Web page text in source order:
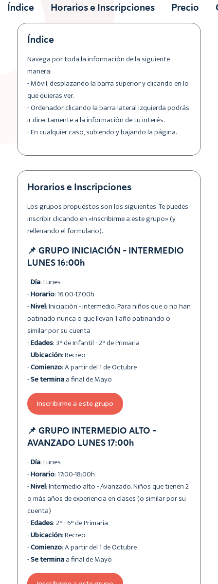
Índice Horarios e Inscripciones Precio
Índice
Navega por toda la información de la siguiente
manera:
- Móvil, desplazando la barra superior y clicando en lo
que quieras ver.
- Ordenador clicando la barra lateral izquierda podrás
ir directamente a la información de tu interés.
- En cualquier caso, subiendo y bajando la página.
Horarios e Inscripciones
Los grupos propuestos son los siguientes. Te puedes
inscribir clicando en «Inscribirme a este grupo» (y
rellenando el formulario).
📌 GRUPO INICIACIÓN - INTERMEDIO
LUNES 16:00h
-Día: Lunes
-Horario: 16:00-17:00h
-Nivel: Iniciación - intermedio. Para niños que o no han
patinado nunca o que llevan 1 año patinando o
similar por su cuenta
-Edades: 3° de Infantil - 2° de Primaria
-Ubicación: Recreo
-Comienzo: A partir del 1 de Octubre
-Se terminaa final de Mayo
Inscribirme a este grupo
📌 GRUPO INTERMEDIO ALTO -
AVANZADO LUNES 17:00h
-Día: Lunes
-Horario: 17:00-18:00h
-Nivel: Intermedio alto - Avanzado. Niños que tienen 2
o más años de experiencia en clases (o similar por su
cuenta)
-Edades: 2° - 6° de Primaria
-Ubicación: Recreo
-Comienzo: A partir del 1 de Octubre
-Se terminaa final de Mayo